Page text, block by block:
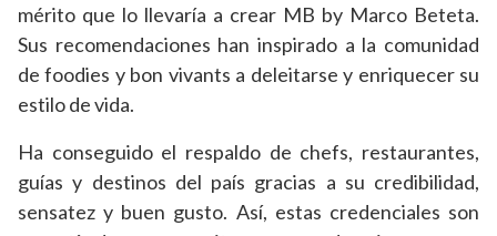
mérito que lo llevaría a crear MB by Marco Beteta.
Sus recomendaciones han inspirado a la comunidad
de foodies y bon vivants a deleitarse y enriquecer su
estilo de vida.
Ha conseguido el respaldo de chefs, restaurantes,
guías y destinos del país gracias a su credibilidad,
sensatez y buen gusto. Así, estas credenciales son